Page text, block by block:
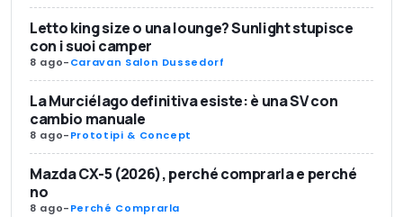
Letto king size o una lounge? Sunlight stupisce
con i suoi camper
8 ago-Caravan Salon Dussedorf
La Murciélago definitiva esiste: è una SV con
cambio manuale
8 ago-Prototipi & Concept
Mazda CX-5 (2026), perché comprarla e perché
no
8 ago-Perché Comprarla